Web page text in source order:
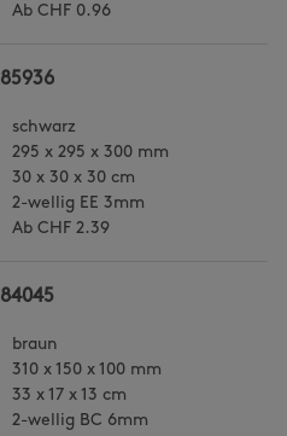
Ab CHF 0.96
schwarz
295 x 295 x 300 mm
30 x 30 x 30 cm
2-wellig EE 3mm
Ab CHF 2.39
braun
310 x 150 x 100 mm
33 x 17 x 13 cm
2-wellig BC 6mm